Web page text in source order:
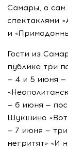
Самары, а сам
спектаклями
и
Гости из
публике три
— 4 и 5 июня —
— 6 июня —
Шукшина
— 7 июня —
негритят» «И